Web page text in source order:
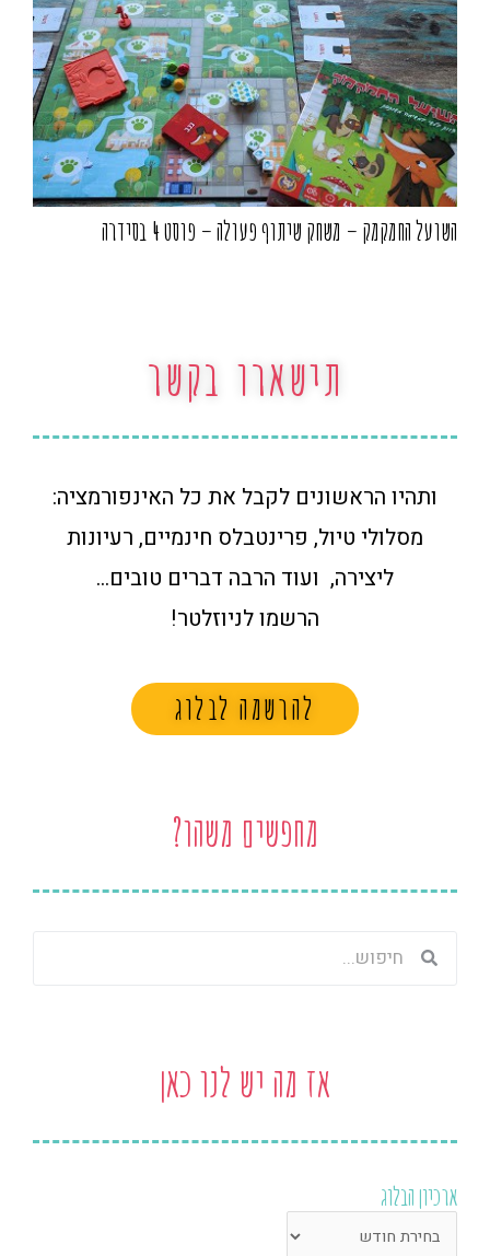
השועל החמקמק – משחק שיתוף פעולה – פוסט 4 בסידרה
תישארו בקשר
ותהיו הראשונים לקבל את כל האינפורמציה:
מסלולי טיול, פרינטבלס חינמיים, רעיונות
ליצירה, ועוד הרבה דברים טובים…
הרשמו לניוזלטר!
להרשמה לבלוג
מחפשים משהו?
חיפוש
אז מה יש לנו כאן
ארכיון הבלוג
ארכיון
הבלוג